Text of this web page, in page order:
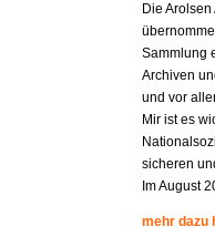
Die
Sammlung
Archiven
und vor
Mir ist es
sicheren
Im August
mehr dazu